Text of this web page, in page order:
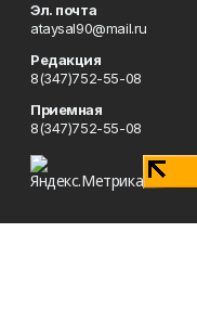
Эл. почта
ataysal90@mail.ru
Редакция
8(347)752-55-08
Приемная
8(347)752-55-08